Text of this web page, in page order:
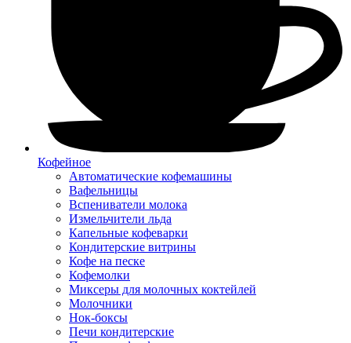
Кофейное
Автоматические кофемашины
Вафельницы
Вспениватели молока
Измельчители льда
Капельные кофеварки
Кондитерские витрины
Кофе на песке
Кофемолки
Миксеры для молочных коктейлей
Молочники
Нок-боксы
Печи кондитерские